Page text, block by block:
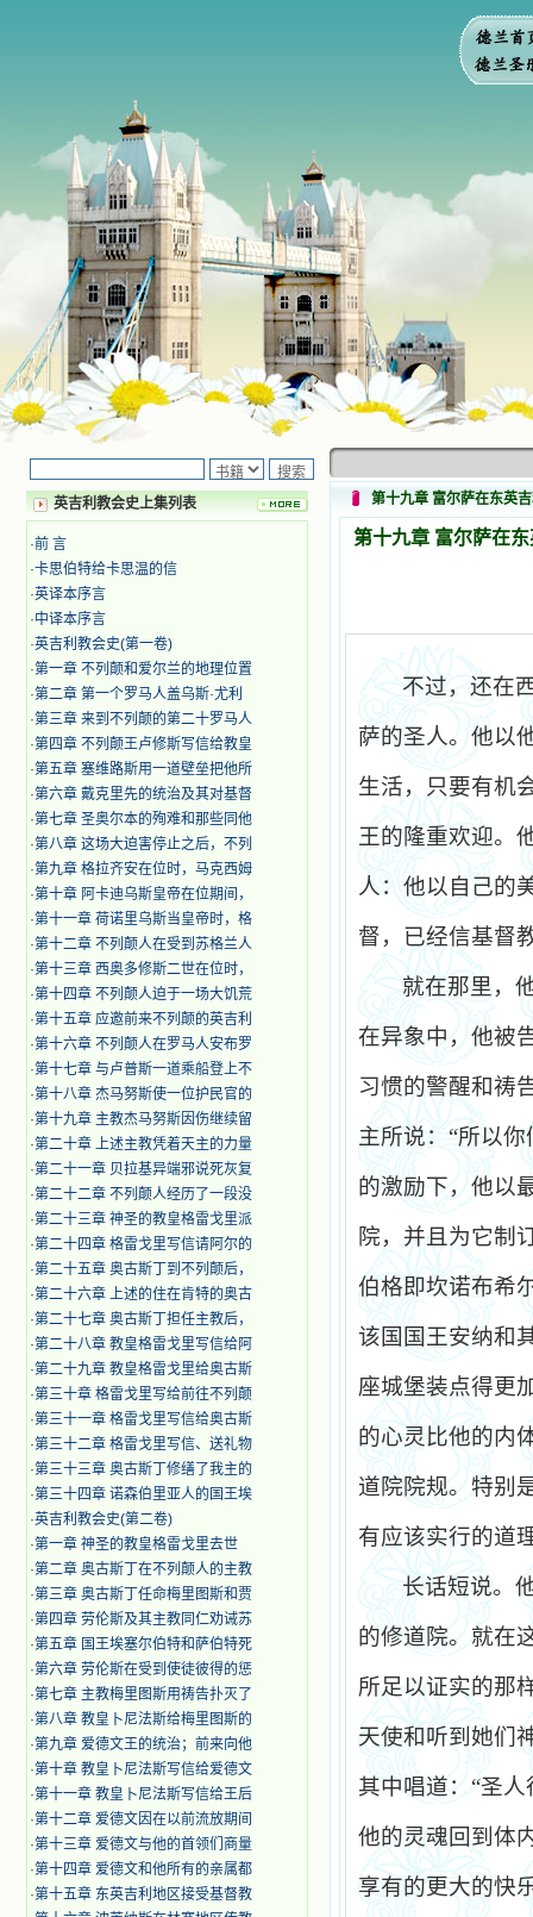
英吉利教会史上集列表
·前 言
·卡思伯特给卡思温的信
·英译本序言
·中译本序言
·英吉利教会史(第一卷)
·第一章 不列颠和爱尔兰的地理位置
·第二章 第一个罗马人盖乌斯·尤利
·第三章 来到不列颠的第二十罗马人
·第四章 不列颠王卢修斯写信给教皇
·第五章 塞维路斯用一道壁垒把他所
·第六章 戴克里先的统治及其对基督
·第七章 圣奥尔本的殉难和那些同他
·第八章 这场大迫害停止之后，不列
·第九章 格拉齐安在位时，马克西姆
·第十章 阿卡迪乌斯皇帝在位期间，
·第十一章 荷诺里乌斯当皇帝时，格
·第十二章 不列颠人在受到苏格兰人
·第十三章 西奥多修斯二世在位时，
·第十四章 不列颠人迫于一场大饥荒
·第十五章 应邀前来不列颠的英吉利
·第十六章 不列颠人在罗马人安布罗
·第十七章 与卢普斯一道乘船登上不
·第十八章 杰马努斯使一位护民官的
·第十九章 主教杰马努斯因伤继续留
·第二十章 上述主教凭着天主的力量
·第二十一章 贝拉基异端邪说死灰复
·第二十二章 不列颠人经历了一段没
·第二十三章 神圣的教皇格雷戈里派
·第二十四章 格雷戈里写信请阿尔的
·第二十五章 奥古斯丁到不列颠后，
·第二十六章 上述的住在肯特的奥古
·第二十七章 奥古斯丁担任主教后，
·第二十八章 教皇格雷戈里写信给阿
·第二十九章 教皇格雷戈里给奥古斯
·第三十章 格雷戈里写给前往不列颠
·第三十一章 格雷戈里写信给奥古斯
·第三十二章 格雷戈里写信、送礼物
·第三十三章 奥古斯丁修缮了我主的
·第三十四章 诺森伯里亚人的国王埃
·英吉利教会史(第二卷)
·第一章 神圣的教皇格雷戈里去世
·第二章 奥古斯丁在不列颠人的主教
·第三章 奥古斯丁任命梅里图斯和贾
·第四章 劳伦斯及其主教同仁劝诫苏
·第五章 国王埃塞尔伯特和萨伯特死
·第六章 劳伦斯在受到使徒彼得的惩
·第七章 主教梅里图斯用祷告扑灭了
·第八章 教皇卜尼法斯给梅里图斯的
·第九章 爱德文王的统治；前来向他
·第十章 教皇卜尼法斯写信给爱德文
·第十一章 教皇卜尼法斯写信给王后
·第十二章 爱德文因在以前流放期间
·第十三章 爱德文与他的首领们商量
·第十四章 爱德文和他所有的亲属都
·第十五章 东英吉利地区接受基督教
第十九章 富尔萨在东英
第十九章 富尔萨在
不过，还在
萨的圣人。他以
生活，只要有机
王的隆重欢迎。
人：他以自己的
督，已经信基督
就在那里，
在异象中，他被
习惯的警醒和祷
主所说：“所以
的激励下，他以
院，并且为它制
伯格即坎诺布希
该国国王安纳和
座城堡装点得更
的心灵比他的内
道院院规。特别
有应该实行的道
长话短说。
的修道院。就在
所足以证实的那
天使和听到她们
其中唱道：“圣
他的灵魂回到体
享有的更大的快